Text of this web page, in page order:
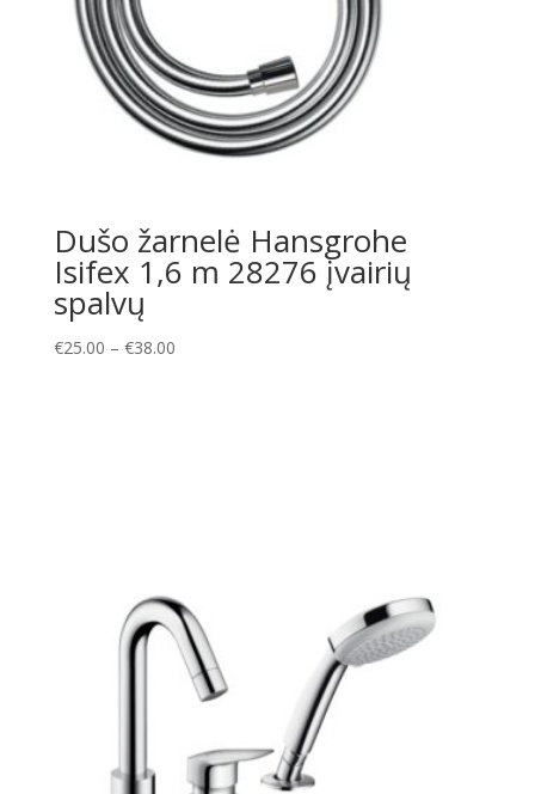
Dušo žarnelė Hansgrohe
Isifex 1,6 m 28276 įvairių
spalvų
€25.00 – €38.00Price